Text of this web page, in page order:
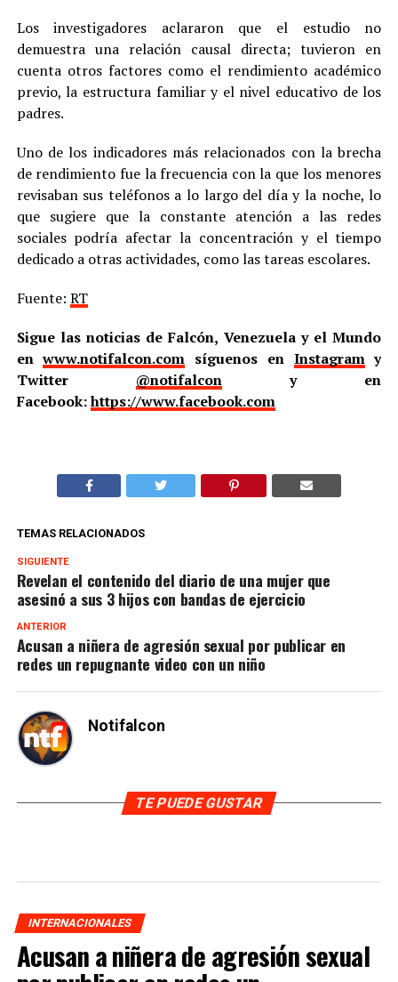
Los investigadores aclararon que el estudio no
demuestra una relación causal directa; tuvieron en
cuenta otros factores como el rendimiento académico
previo, la estructura familiar y el nivel educativo de los
padres.
Uno de los indicadores más relacionados con la brecha
de rendimiento fue la frecuencia con la que los menores
revisaban sus teléfonos a lo largo del día y la noche, lo
que sugiere que la constante atención a las redes
sociales podría afectar la concentración y el tiempo
dedicado a otras actividades, como las tareas escolares.
Fuente: RT
Sigue las noticias de Falcón, Venezuela y el Mundo
enwww.notifalcon.com síguenos en Instagramy
Twitter @notifalcony en
Facebook:https://www.facebook.com
TEMAS RELACIONADOS
SIGUIENTE
Revelan el contenido del diario de una mujer que
asesinó a sus 3 hijos con bandas de ejercicio
ANTERIOR
Acusan a niñera de agresión sexual por publicar en
redes un repugnante video con un niño
Notifalcon
TE PUEDE GUSTAR
INTERNACIONALES
Acusan a niñera de agresión sexual